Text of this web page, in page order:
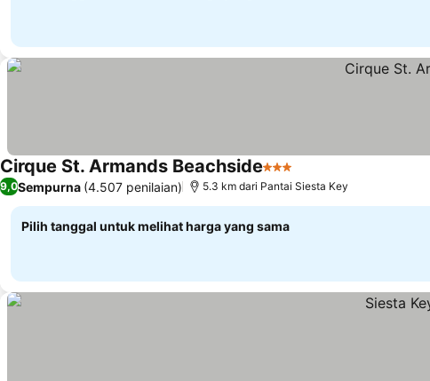
Cirque St. Armands Beachside3 Bintang
9,0Sempurna (4.507 penilaian) 5.3 km dari Pantai Siesta Key
Pilih tanggal untuk melihat harga yang sama